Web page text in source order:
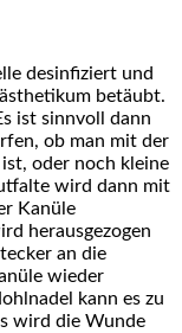
desinfiziert und
betäubt.
ist sinnvoll dann
ob man mit der
oder noch kleine
wird dann mit
Kanüle
herausgezogen
an die
wieder
kann es zu
wird die Wunde